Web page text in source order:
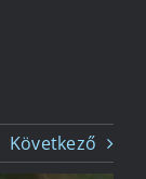
Következő